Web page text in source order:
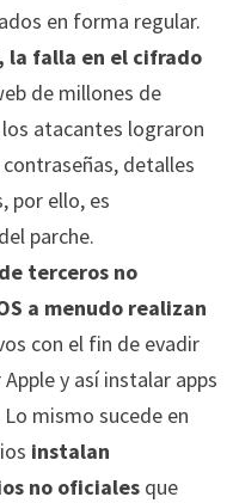
en forma regular.
la falla en el cifrado
de millones de
atacantes lograron
detalles
por ello, es
parche.
terceros no
a menudo realizan
con el fin de evadir
y así instalar apps
mismo sucede en
instalan
no oficialesque